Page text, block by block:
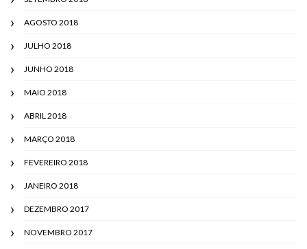
AGOSTO 2018
JULHO 2018
JUNHO 2018
MAIO 2018
ABRIL 2018
MARÇO 2018
FEVEREIRO 2018
JANEIRO 2018
DEZEMBRO 2017
NOVEMBRO 2017